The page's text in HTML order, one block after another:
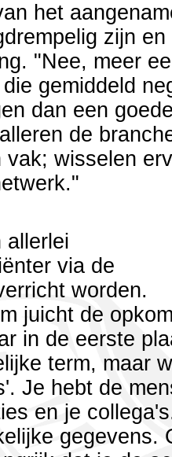
het
zijn
"Nee, meer
gemiddeld
dan een
de
vak; wisselen
allerlei
via de
worden.
juicht de
in de eerste
term, maar
Je hebt de
en je
gegevens.